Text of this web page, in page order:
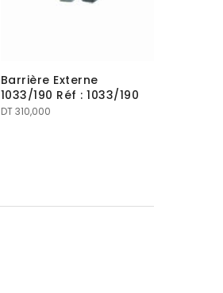
Barrière Externe
1033/190 Réf : 1033/190
DT310,000